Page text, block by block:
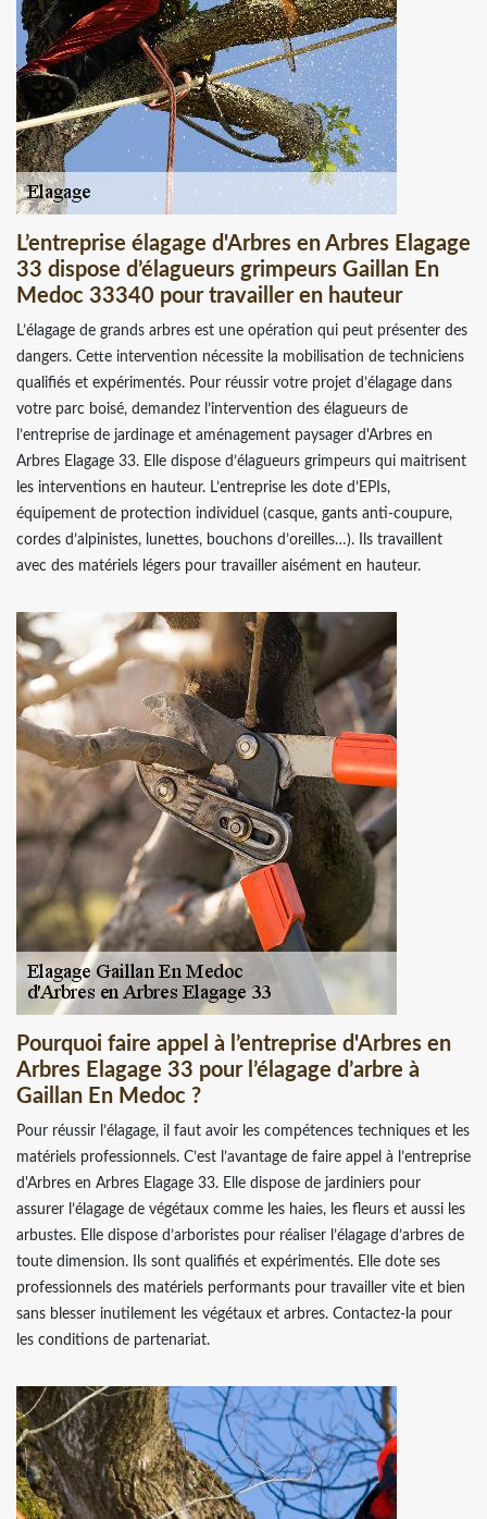
L’entreprise élagage d'Arbres en Arbres Elagage
33 dispose d’élagueurs grimpeurs Gaillan En
Medoc 33340 pour travailler en hauteur
L’élagage de grands arbres est une opération qui peut présenter des
dangers. Cette intervention nécessite la mobilisation de techniciens
qualifiés et expérimentés. Pour réussir votre projet d’élagage dans
votre parc boisé, demandez l’intervention des élagueurs de
l’entreprise de jardinage et aménagement paysager d'Arbres en
Arbres Elagage 33. Elle dispose d’élagueurs grimpeurs qui maitrisent
les interventions en hauteur. L’entreprise les dote d’EPIs,
équipement de protection individuel (casque, gants anti-coupure,
cordes d’alpinistes, lunettes, bouchons d’oreilles…). Ils travaillent
avec des matériels légers pour travailler aisément en hauteur.
Pourquoi faire appel à l’entreprise d'Arbres en
Arbres Elagage 33 pour l’élagage d’arbre à
Gaillan En Medoc ?
Pour réussir l’élagage, il faut avoir les compétences techniques et les
matériels professionnels. C’est l’avantage de faire appel à l’entreprise
d'Arbres en Arbres Elagage 33. Elle dispose de jardiniers pour
assurer l’élagage de végétaux comme les haies, les fleurs et aussi les
arbustes. Elle dispose d’arboristes pour réaliser l’élagage d’arbres de
toute dimension. Ils sont qualifiés et expérimentés. Elle dote ses
professionnels des matériels performants pour travailler vite et bien
sans blesser inutilement les végétaux et arbres. Contactez-la pour
les conditions de partenariat.